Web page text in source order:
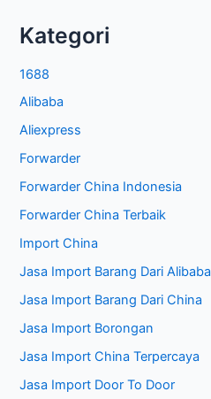
Kategori
1688
Alibaba
Aliexpress
Forwarder
Forwarder China Indonesia
Forwarder China Terbaik
Import China
Jasa Import Barang Dari Alibaba
Jasa Import Barang Dari China
Jasa Import Borongan
Jasa Import China Terpercaya
Jasa Import Door To Door